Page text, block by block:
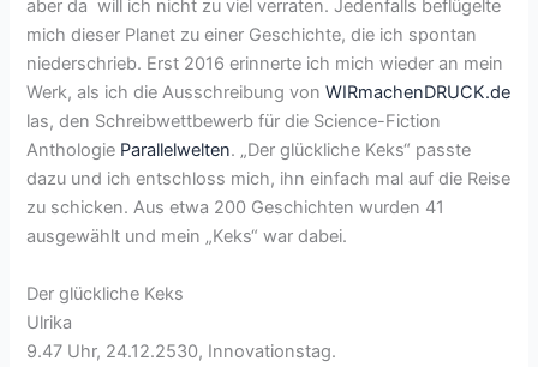
aber da will ich nicht zu viel verraten. Jedenfalls beflügelte
mich dieser Planet zu einer Geschichte, die ich spontan
niederschrieb. Erst 2016 erinnerte ich mich wieder an mein
Werk, als ich die Ausschreibung vonWIRmachenDRUCK.de
las, den Schreibwettbewerb für die Science-Fiction
Anthologie Parallelwelten. „Der glückliche Keks“ passte
dazu und ich entschloss mich, ihn einfach mal auf die Reise
zu schicken. Aus etwa 200 Geschichten wurden 41
ausgewählt und mein „Keks“ war dabei.
Der glückliche Keks
Ulrika
9.47 Uhr, 24.12.2530, Innovationstag.